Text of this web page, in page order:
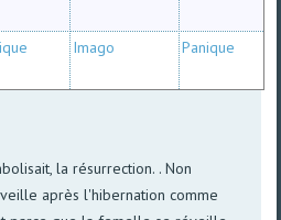
Imago Panique
la résurrection. . Non
après l'hibernation comme